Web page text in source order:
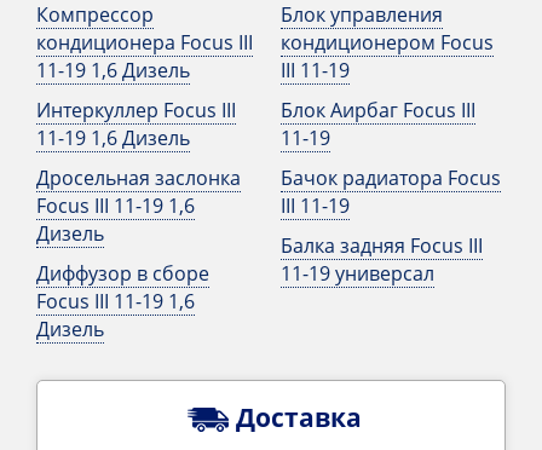
Компрессор
кондиционера Focus III
11-19 1,6 Дизель
Интеркуллер Focus III
11-19 1,6 Дизель
Дросельная заслонка
Focus III 11-19 1,6
Дизель
Диффузор в сборе
Focus III 11-19 1,6
Дизель
Блок управления
кондиционером Focus
III 11-19
Блок Аирбаг Focus III
11-19
Бачок радиатора Focus
III 11-19
Балка задняя Focus III
11-19 универсал
Доставка